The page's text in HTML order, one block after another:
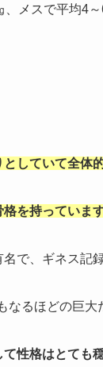
メスで平均4
していて全体
格を持っていま
で、ギネス記
なるほどの巨大
性格はとても